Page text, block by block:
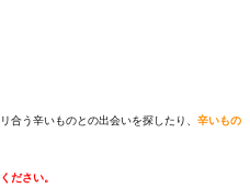
合う辛いものとの出会いを探したり、 辛いもの
ださい。